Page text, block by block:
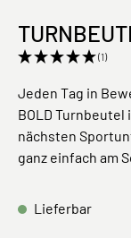
(1)
Jeden Tag in
BOLD
nächsten
ganz einfach am
Lieferbar